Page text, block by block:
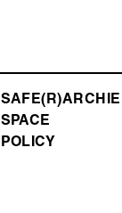
SAFE(R)
SPACE
POLICY